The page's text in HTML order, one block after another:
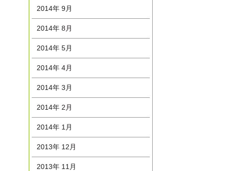
2014年 9月
2014年 8月
2014年 5月
2014年 4月
2014年 3月
2014年 2月
2014年 1月
2013年 12月
2013年 11月